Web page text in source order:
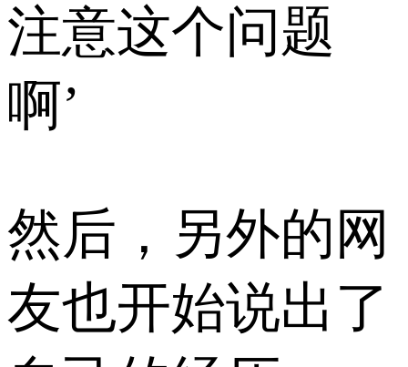
注意这个问题
啊’
然后，另外的网
友也开始说出了